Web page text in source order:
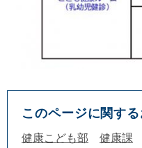
このページに関す
健康こども部 健康課